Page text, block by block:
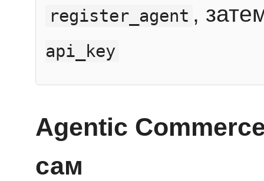
register_agent ,
api_key
Agentic
сам